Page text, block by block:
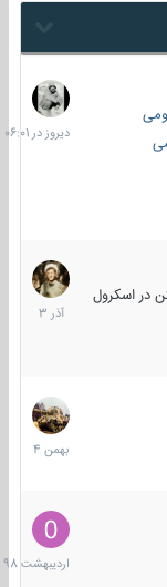
دیروز
در
06:01
اسکرول
7
آذر
1403
30
بهمن
1404
10
1398